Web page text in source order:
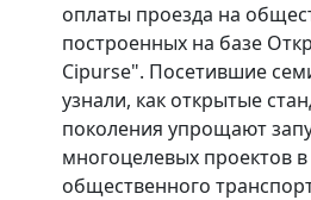
оплаты проезда на
построенных на базе
Cipurse". Посетившие
узнали, как открытые
поколения упрощают
многоцелевых проектов
общественного